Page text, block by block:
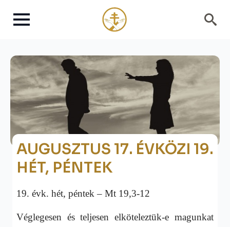
AUGUSZTUS 17. ÉVKÖZI 19.
HÉT, PÉNTEK
19. évk. hét, péntek – Mt 19,3-12
Véglegesen és teljesen elköteleztük-e magunkat